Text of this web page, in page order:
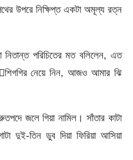
উপরে নিক্ষিপ্ত একটা অমূল্য রত্ন
নিতান্ত পরিচিতের মত বলিলেন, এত
নেয়ে নিন, আজও আমার ঝি
জলে গিয়া নামিল। সাঁতার কাটা
দুই-তিন ডুব দিয়া ফিরিয়া আসিয়া